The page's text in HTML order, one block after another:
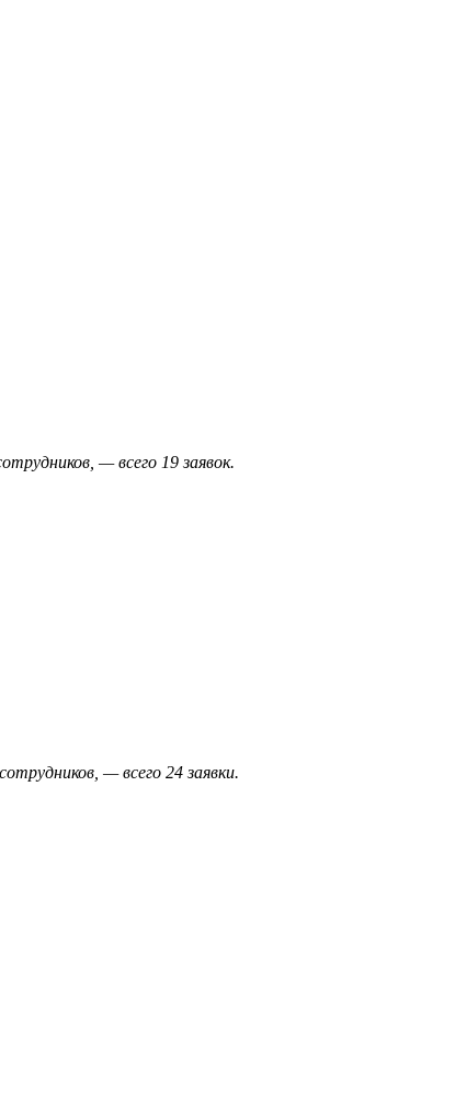
— всего 19 заявок.
— всего 24 заявки.